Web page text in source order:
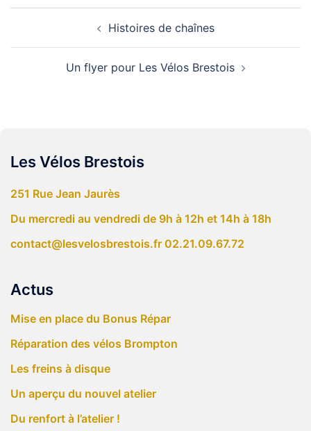
Histoires de chaînes
Un flyer pour Les Vélos Brestois
Les Vélos Brestois
251 Rue Jean Jaurès
Du mercredi au vendredi de 9h à 12h et 14h à 18h
contact@lesvelosbrestois.fr 02.21.09.67.72
Actus
Mise en place du Bonus Répar
Réparation des vélos Brompton
Les freins à disque
Un aperçu du nouvel atelier
Du renfort à l’atelier !